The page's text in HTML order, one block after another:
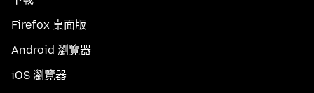
Firefox 桌面版
Android 瀏覽器
iOS 瀏覽器